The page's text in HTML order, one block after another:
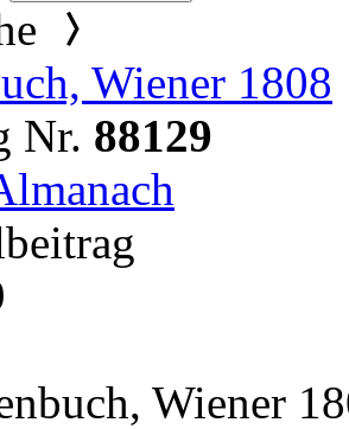
Wiener 1808
Nr. 88129
Wiener